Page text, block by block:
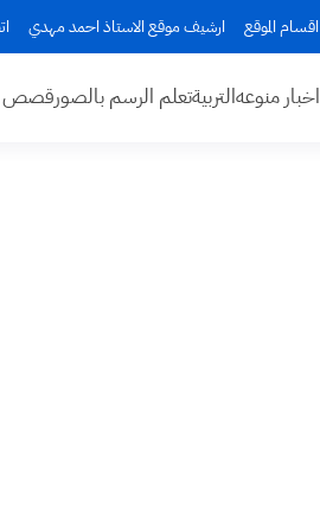
اقسام الموقع ارشيف موقع الاستاذ احمد مهدي
اخبار منوعهالتربيةتعلم الرسم بالصورقصص